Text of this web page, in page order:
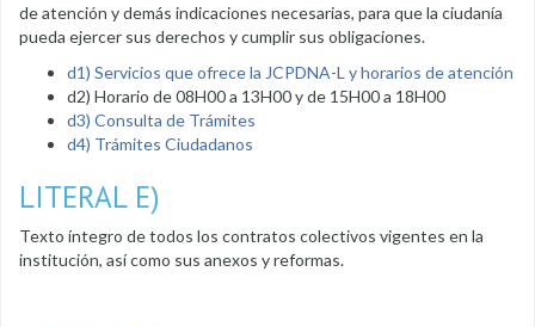
de atención y demás indicaciones necesarias, para que la ciudanía
pueda ejercer sus derechos y cumplir sus obligaciones.
d1) Servicios que ofrece la JCPDNA-L y horarios de atención
d2) Horario de 08H00 a 13H00 y de 15H00 a 18H00
d3) Consulta de Trámites
d4) Trámites Ciudadanos
LITERAL E)
Texto íntegro de todos los contratos colectivos vigentes en la
institución, así como sus anexos y reformas.